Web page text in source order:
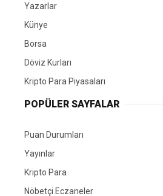
Yazarlar
Künye
Borsa
Döviz Kurları
Kripto Para Piyasaları
POPÜLER SAYFALAR
Puan Durumları
Yayınlar
Kripto Para
Nöbetçi Eczaneler